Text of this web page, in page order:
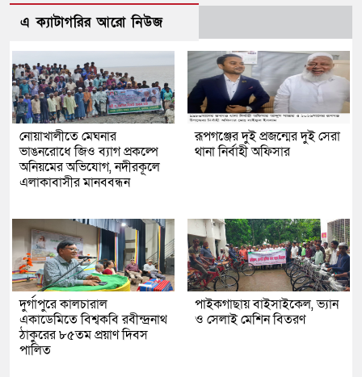
এ ক্যাটাগরির আরো নিউজ
নোয়াখালীতে মেঘনার
ভাঙনরোধে জিও ব্যাগ প্রকল্পে
অনিয়মের অভিযোগ, নদীরকূলে
এলাকাবাসীর মানববন্ধন
রূপগঞ্জের দুই প্রজন্মের দুই সেরা
থানা নির্বাহী অফিসার
দুর্গাপুরে কালচারাল
একাডেমিতে বিশ্বকবি রবীন্দ্রনাথ
ঠাকুরের ৮৫তম প্রয়াণ দিবস
পালিত
পাইকগাছায় বাইসাইকেল, ভ্যান
ও সেলাই মেশিন বিতরণ